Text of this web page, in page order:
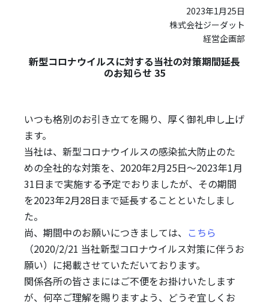
2023年1月25日
株式会社ジーダット
経営企画部
新型コロナウイルスに対する当社の対策期間延長
のお知らせ 35
いつも格別のお引き立てを賜り、厚く御礼申し上げ
ます。
当社は、新型コロナウイルスの感染拡大防止のた
めの全社的な対策を、2020年2月25日～2023年1月
31日まで実施する予定でおりましたが、その期間
を2023年2月28日まで延長することといたしまし
た。
尚、期間中のお願いにつきましては、 こちら
（2020/2/21 当社新型コロナウイルス対策に伴うお
願い）に掲載させていただいております。
関係各所の皆さまにはご不便をお掛けいたします
が、何卒ご理解を賜りますよう、どうぞ宜しくお